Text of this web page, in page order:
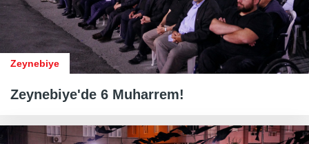
Zeynebiye
Zeynebiye'de 6 Muharrem!